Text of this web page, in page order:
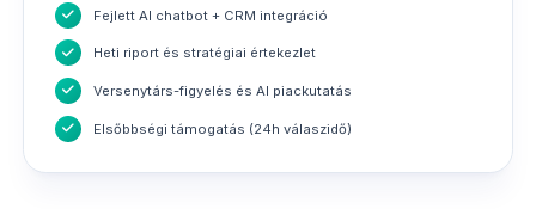
Fejlett AI chatbot + CRM integráció
Heti riport és stratégiai értekezlet
Versenytárs-figyelés és AI piackutatás
Elsőbbségi támogatás (24h válaszidő)